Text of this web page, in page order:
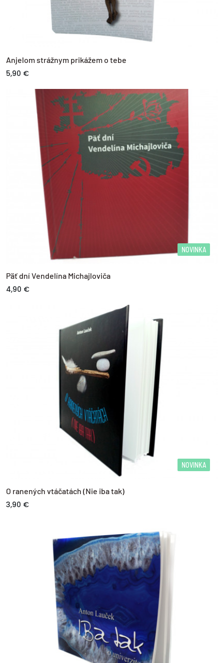
Anjelom strážnym prikážem o tebe
5,90 €
NOVINKA
Päť dní Vendelína Michajloviča
4,90 €
NOVINKA
O ranených vtáčatách (Nie iba tak)
3,90 €